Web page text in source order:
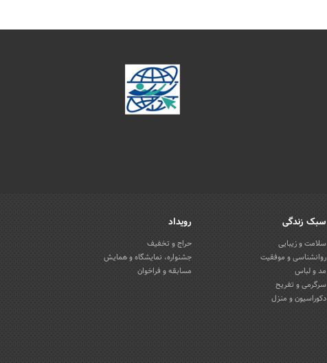
سبک زندگی
سلامت و زیبایی
روانشناسی و موفقیت
مد و لباس
سرگرمی و تفریح
دکوراسیون و منزل
رویداد
حراج و تخفیف
جشنواره، نمایشگاه و همایش
مسابقه و فراخوان